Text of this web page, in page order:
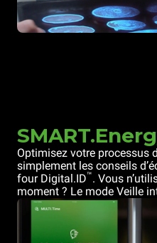
Optimisez votre processus
simplement les conseils
four Digital.ID™. Vous
moment ? Le mode Veille